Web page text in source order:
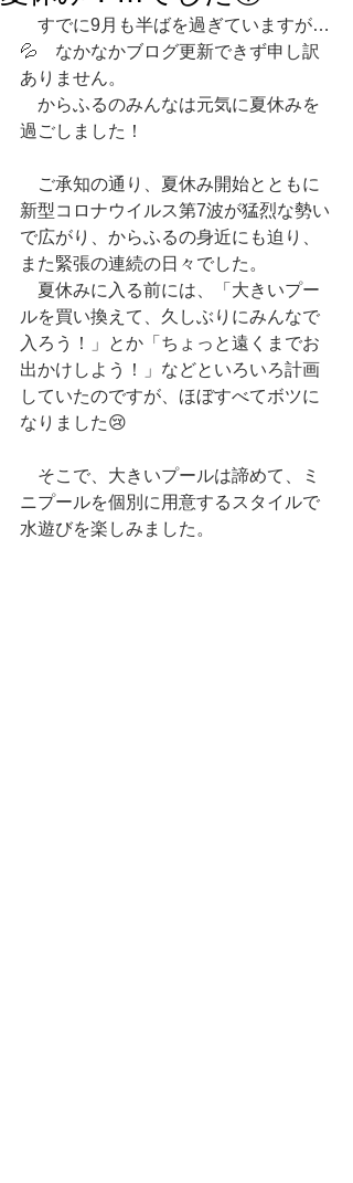
すでに9月も半ばを過ぎていますが…
💦　なかなかブログ更新できず申し訳
ありません。
からふるのみんなは元気に夏休みを
過ごしました！
ご承知の通り、夏休み開始とともに
新型コロナウイルス第7波が猛烈な勢い
で広がり、からふるの身近にも迫り、
また緊張の連続の日々でした。
夏休みに入る前には、「大きいプー
ルを買い換えて、久しぶりにみんなで
入ろう！」とか「ちょっと遠くまでお
出かけしよう！」などといろいろ計画
していたのですが、ほぼすべてボツに
なりました😢
そこで、大きいプールは諦めて、ミ
ニプールを個別に用意するスタイルで
水遊びを楽しみました。